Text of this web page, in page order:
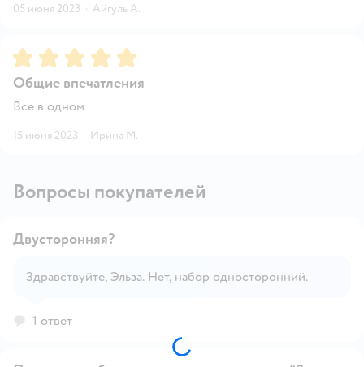
05 июня 2023 · Айгуль А.
Рейтинг:5
Общие впечатления
Все в одном
15 июня 2023 · Ирина М.
Вопросы покупателей
Открыть вопрос
Двусторонняя?
Здравствуйте, Эльза. Нет, набор односторонний.
1 ответ